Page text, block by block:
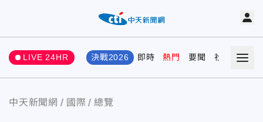
LIVE 24HR 決戰2026 即時 熱門 要聞 社會 娛樂
中天新聞網 國際 總覽